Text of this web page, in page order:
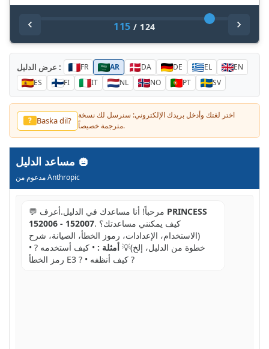
115 / 124
عرض الدليل : FR AR DA DE EL
EN
ES
FI IT NL NO PT SV
? Baska dil?
اختر لغتك وأدخل بريدك الإلكتروني: سنرسل لك نسخة
مترجمة خصيصاً.
مدعوم من Anthropic
💬 مرحباً! أنا مساعدك في الدليل.أعرف PRINCESS
152006 - 152007. كيف يمكنني مساعدتك؟
(الاستخدام، الإعدادات، رموز الخطأ، الصيانة، شرح
خطوة من الدليل، إلخ)💡 أمثلة : • كيف أستخدمه ? •
رمز الخطأ E3 ? • كيف أنظفه ?